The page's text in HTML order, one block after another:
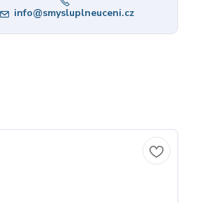
info@smysluplneuceni.cz